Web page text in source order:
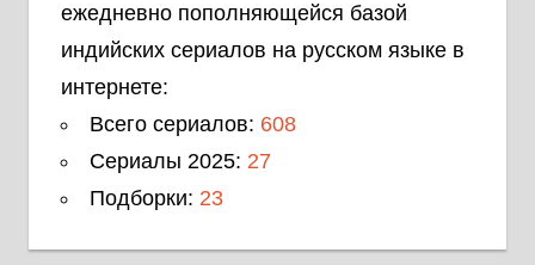
ежедневно пополняющейся базой
индийских сериалов на русском языке в
интернете:
Всего сериалов: 608
Сериалы 2025: 27
Подборки: 23